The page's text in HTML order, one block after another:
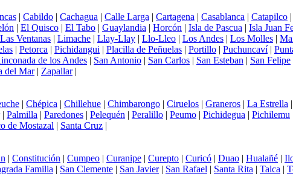
| Cabildo | Cachagua | Calle Larga | Cartagena | Casablanca | Catapilco |
| El Quisco | El Tabo | Guaylandia | Horcón | Isla de Pascua | Isla Juan
Las Ventanas | Limache | Llay-Llay | Llo-Lleo | Los Andes | Los Molles |
| Petorca | Pichidangui | Placilla de Peñuelas | Portillo | Puchuncaví|
de los Andes | San Antonio | San Carlos | San Esteban | San Felipe
del Mar| Zapallar|
| Chépica | Chillehue | Chimbarongo | Ciruelos | Graneros | La Estrella |
| Palmilla | Paredones | Pelequén | Peralillo | Peumo | Pichidegua | Pichilemu
de Mostazal | Santa Cruz |
| Constitución | Cumpeo | Curanipe | Curepto | Curicó | Duao | Hualañé |
Familia | San Clemente | San Javier| San Rafael | Santa Rita | Talca |